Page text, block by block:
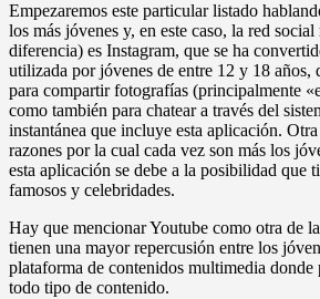
Empezaremos este particular listado
los más jóvenes y, en este caso, la red
diferencia) es Instagram, que se ha
utilizada por jóvenes de entre 12 y 18 años,
para compartir fotografías (principalmente
como también para chatear a través del
instantánea que incluye esta aplicación.
razones por la cual cada vez son más los
esta aplicación se debe a la posibilidad que
famosos y celebridades.
Hay que mencionar Youtube como otra de
tienen una mayor repercusión entre los
plataforma de contenidos multimedia donde
todo tipo de contenido.